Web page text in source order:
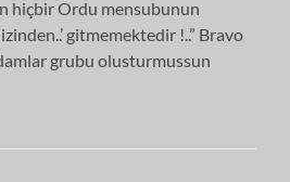
hiçbir Ordu mensubunun
izinden..’ gitmemektedir !..” Bravo
grubu olusturmussun